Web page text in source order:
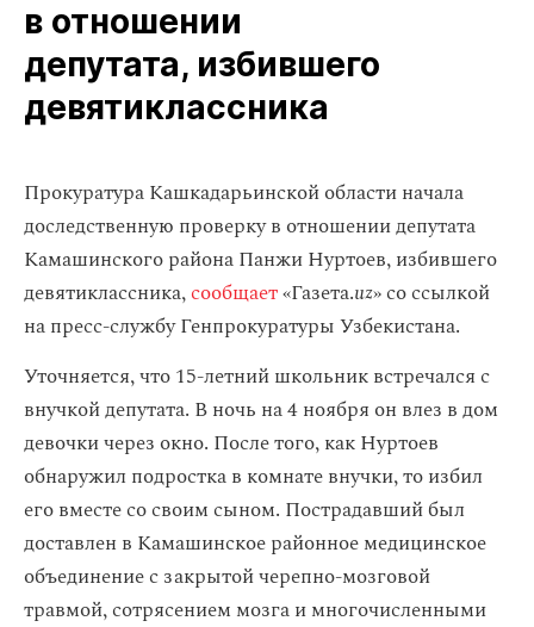
в отношении
депутата, избившего
девятиклассника
Прокуратура Кашкадарьинской области начала
доследственную проверку в отношении депутата
Камашинского района Панжи Нуртоев, избившего
девятиклассника,сообщает«Газета.uz» со ссылкой
на пресс-службу Генпрокуратуры Узбекистана.
Уточняется, что 15-летний школьник встречался с
внучкой депутата. В ночь на 4 ноября он влез в дом
девочки через окно. После того, как Нуртоев
обнаружил подростка в комнате внучки, то избил
его вместе со своим сыном. Пострадавший был
доставлен в Камашинское районное медицинское
объединение с закрытой черепно-мозговой
травмой, сотрясением мозга и многочисленными